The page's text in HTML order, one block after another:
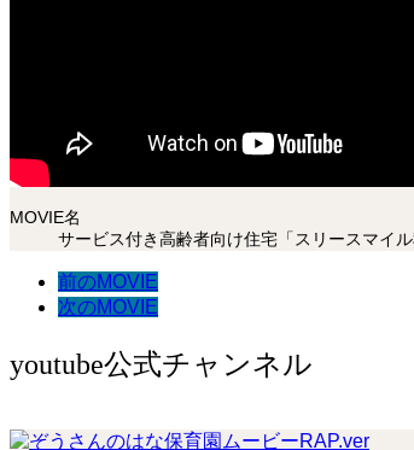
MOVIE名
サービス付き高齢者向け住宅「スリースマイル
前のMOVIE
次のMOVIE
youtube公式チャンネル